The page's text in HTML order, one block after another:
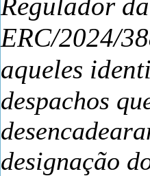
Regulador
ERC/2024/
aqueles
despachos
designação